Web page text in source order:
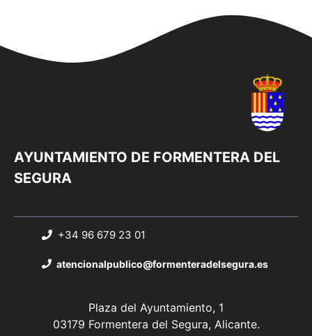
AYUNTAMIENTO DE FORMENTERA DEL
SEGURA
+34 96 679 23 01
atencionalpublico@formenteradelsegura.es
Plaza del Ayuntamiento, 1
03179 Formentera del Segura, Alicante.